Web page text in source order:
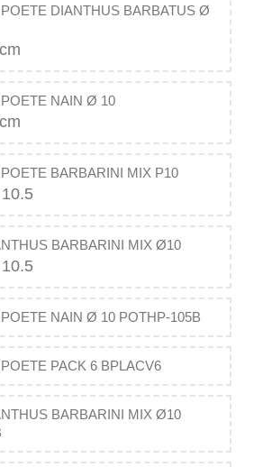
DIANTHUS BARBATUS Ø
NAIN Ø 10
BARBARINI MIX P10
BARBARINI MIX Ø10
NAIN Ø 10 POTHP-105B
PACK 6 BPLACV6
BARBARINI MIX Ø10